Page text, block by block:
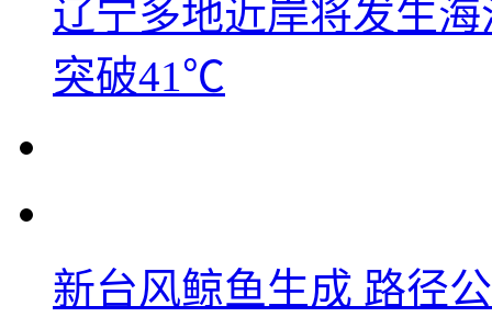
辽宁多地近岸将发生
突破41℃
新台风鲸鱼生成 路径